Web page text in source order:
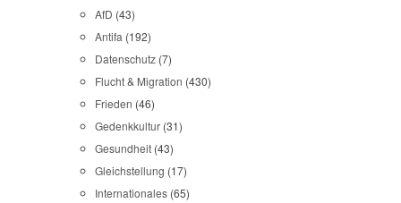
AfD (43)
Antifa (192)
Datenschutz (7)
Flucht & Migration (430)
Frieden (46)
Gedenkkultur (31)
Gesundheit (43)
Gleichstellung (17)
Internationales (65)